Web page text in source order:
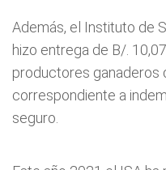
Además, el Instituto de
hizo entrega de B/.
productores ganaderos
correspondiente a
seguro.